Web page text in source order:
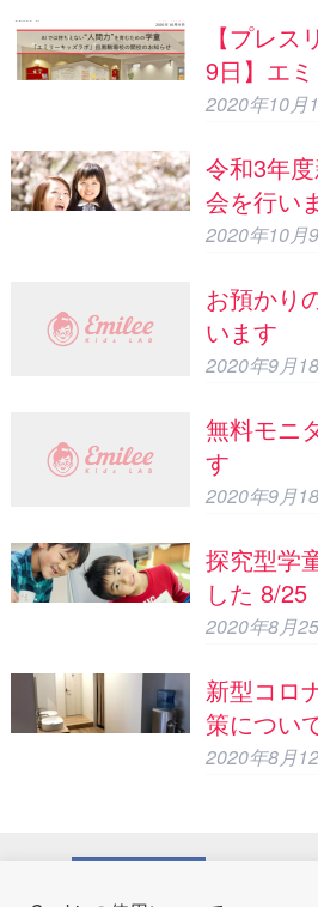
【プレス
9日】エ
黒駒場校
2020年10月
令和3年
会を行い
2020年10月
お預かり
います
2020年9月
無料モニ
す
2020年9月
探究型学
した 8/25
2020年8月
新型コロ
策につい
2020年8月